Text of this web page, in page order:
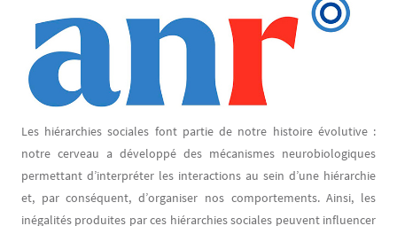
Les hiérarchies sociales font partie de notre histoire évolutive :
notre cerveau a développé des mécanismes neurobiologiques
permettant d’interpréter les interactions au sein d’une hiérarchie
et, par conséquent, d’organiser nos comportements. Ainsi, les
inégalités produites par ces hiérarchies sociales peuvent influencer